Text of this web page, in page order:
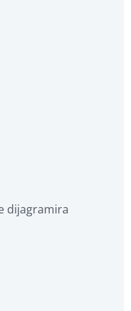
dijagramira